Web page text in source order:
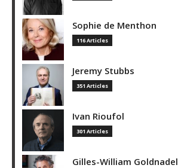
Sophie de Menthon
116 Articles
Jeremy Stubbs
351 Articles
Ivan Rioufol
301 Articles
Gilles-William Goldnadel